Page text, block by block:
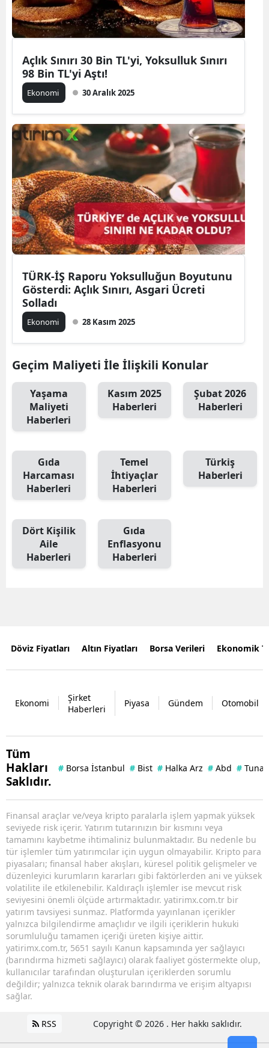
Açlık Sınırı 30 Bin TL'yi, Yoksulluk Sınırı
98 Bin TL'yi Aştı!
Ekonomi 30 Aralık 2025
TÜRK-İŞ Raporu Yoksulluğun Boyutunu
Gösterdi: Açlık Sınırı, Asgari Ücreti
Solladı
Ekonomi 28 Kasım 2025
Geçim Maliyeti İle İlişkili Konular
Yaşama
Maliyeti
Haberleri
Kasım 2025
Haberleri
Şubat 2026
Haberleri
Gıda
Harcaması
Haberleri
Temel
İhtiyaçlar
Haberleri
Türkiş
Haberleri
Dört Kişilik
Aile
Haberleri
Gıda
Enflasyonu
Haberleri
Döviz Fiyatları Altın Fiyatları Borsa Verileri Ekonomik
Ekonomi
Şirket
Haberleri
Piyasa Gündem Otomobil
Tüm
Hakları
Saklıdır.
# Borsa İstanbul # Bist # Halka Arz # Abd # Tuna
Finansal araçlar ve/veya kripto paralarla işlem yapmak yüksek
seviyede risk içerir. Yatırım tutarınızın bir kısmını veya
tamamını kaybetme ihtimaliniz bulunmaktadır. Bu nedenle bu
tür işlemler tüm yatırımcılar için uygun olmayabilir. Kripto para
piyasaları; finansal haber akışları, küresel politik gelişmeler ve
düzenleyici kurumların kararları gibi faktörlerden ani ve yüksek
volatilite ile etkilenebilir. Kaldıraçlı işlemler ise mevcut risk
seviyesini önemli ölçüde artırmaktadır. yatirimx.com.tr bir
yatırım tavsiyesi sunmaz. Platformda yayınlanan içerikler
yalnızca bilgilendirme amaçlıdır ve ilgili içeriklerin hukuki
sorumluluğu tamamen içeriği üreten kişiye aittir.
yatirimx.com.tr, 5651 sayılı Kanun kapsamında yer sağlayıcı
(barındırma hizmeti sağlayıcı) olarak faaliyet göstermekte olup,
kullanıcılar tarafından oluşturulan içeriklerden sorumlu
değildir; yalnızca teknik olarak barındırma ve erişim altyapısı
sağlar.
RSS Copyright © 2026 . Her hakkı saklıdır.